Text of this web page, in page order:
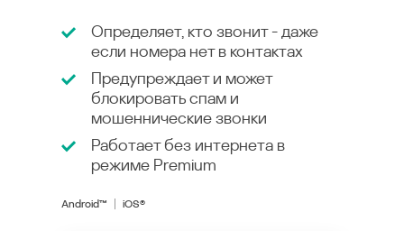
Определяет, кто звонит - даже
если номера нет в контактах
Предупреждает и может
блокировать спам и
мошеннические звонки
Работает без интернета в
режиме Premium
Android™ iOS®